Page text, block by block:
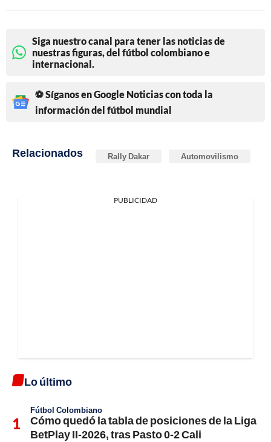
Siga nuestro canal para tener las noticias de
nuestras figuras, del fútbol colombiano e
internacional.
⚽ Síganos en Google Noticias con toda la
información del fútbol mundial
Relacionados Rally Dakar Automovilismo
PUBLICIDAD
Lo último
Fútbol Colombiano
Cómo quedó la tabla de posiciones de la Liga
BetPlay II-2026, tras Pasto 0-2 Cali